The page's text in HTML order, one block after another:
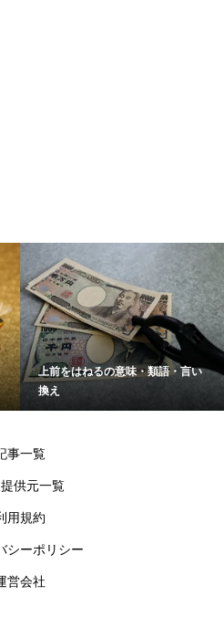
上前をはねるの意味・類語・言い
換え
事一覧
供元一覧
用規約
シーポリシー
営会社